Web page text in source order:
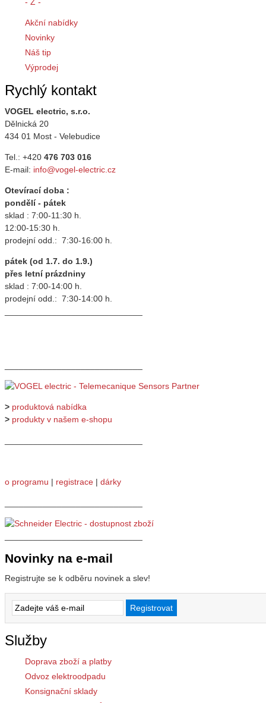
Akční nabídky
Novinky
Náš tip
Výprodej
Rychlý kontakt
VOGEL electric, s.r.o.
Dělnická 20
434 01 Most - Velebudice
Tel.: +420 476 703 016
E-mail: info@vogel-electric.cz
Otevírací doba :
pondělí - pátek
sklad : 7:00-11:30 h.
12:00-15:30 h.
prodejní odd.: 7:30-16:00 h.
pátek (od 1.7. do 1.9.)
přes letní prázdniny
sklad : 7:00-14:00 h.
prodejní odd.: 7:30-14:00 h.
> produktová nabídka
> produkty v našem e-shopu
o programu | registrace | dárky
Novinky na e-mail
Registrujte se k odběru novinek a slev!
Služby
Doprava zboží a platby
Odvoz elektroodpadu
Konsignační sklady